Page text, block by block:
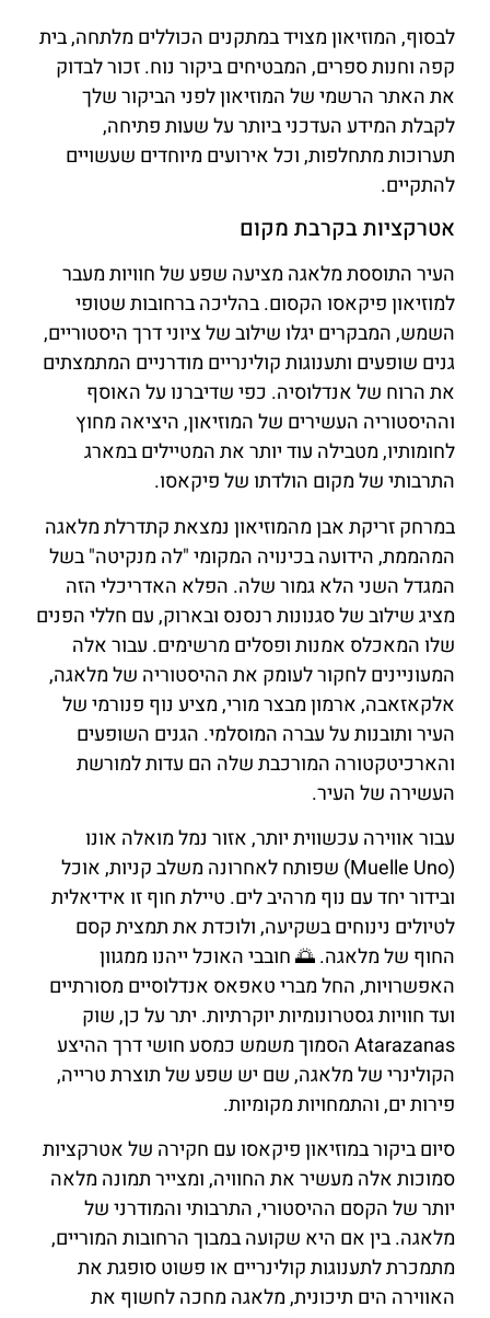
לבסוף, המוזיאון מצויד במתקנים הכוללים מלתחה, בית
קפה וחנות ספרים, המבטיחים ביקור נוח. זכור לבדוק
את האתר הרשמי של המוזיאון לפני הביקור שלך
לקבלת המידע העדכני ביותר על שעות פתיחה,
תערוכות מתחלפות, וכל אירועים מיוחדים שעשויים
להתקיים.
אטרקציות בקרבת מקום
העיר התוססת מלאגה מציעה שפע של חוויות מעבר
למוזיאון פיקאסו הקסום. בהליכה ברחובות שטופי
השמש, המבקרים יגלו שילוב של ציוני דרך היסטוריים,
גנים שופעים ותענוגות קולינריים מודרניים המתמצתים
את הרוח של אנדלוסיה. כפי שדיברנו על האוסף
וההיסטוריה העשירים של המוזיאון, היציאה מחוץ
לחומותיו, מטבילה עוד יותר את המטיילים במארג
התרבותי של מקום הולדתו של פיקאסו.
במרחק זריקת אבן מהמוזיאון נמצאת קתדרלת מלאגה
המהממת, הידועה בכינויה המקומי "לה מנקיטה" בשל
המגדל השני הלא גמור שלה. הפלא האדריכלי הזה
מציג שילוב של סגנונות רנסנס ובארוק, עם חללי הפנים
שלו המאכלס אמנות ופסלים מרשימים. עבור אלה
המעוניינים לחקור לעומק את ההיסטוריה של מלאגה,
אלקאזאבה, ארמון מבצר מורי, מציע נוף פנורמי של
העיר ותובנות על עברה המוסלמי. הגנים השופעים
והארכיטקטורה המורכבת שלה הם עדות למורשת
העשירה של העיר.
עבור אווירה עכשווית יותר, אזור נמל מואלה אונו
(Muelle Uno) שפותח לאחרונה משלב קניות, אוכל
ובידור יחד עם נוף מרהיב לים. טיילת חוף זו אידיאלית
לטיולים נינוחים בשקיעה, ולוכדת את תמצית קסם
החוף של מלאגה. 🌅 חובבי האוכל ייהנו ממגוון
האפשרויות, החל מברי טאפאס אנדלוסיים מסורתיים
ועד חוויות גסטרונומיות יוקרתיות. יתר על כן, שוק
Atarazanas הסמוך משמש כמסע חושי דרך ההיצע
הקולינרי של מלאגה, שם יש שפע של תוצרת טרייה,
פירות ים, והתמחויות מקומיות.
סיום ביקור במוזיאון פיקאסו עם חקירה של אטרקציות
סמוכות אלה מעשיר את החוויה, ומצייר תמונה מלאה
יותר של הקסם ההיסטורי, התרבותי והמודרני של
מלאגה. בין אם היא שקועה במבוך הרחובות המוריים,
מתמכרת לתענוגות קולינריים או פשוט סופגת את
האווירה הים תיכונית, מלאגה מחכה לחשוף את